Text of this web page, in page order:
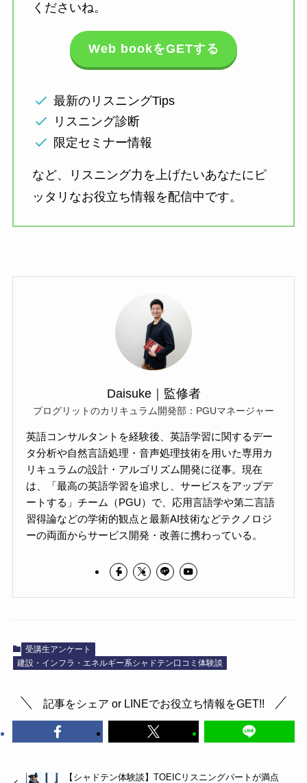
くださいね。
Web bookをGETする
最新のリスニングTips
リスニング診断
限定セミナー情報
など、リスニング力を上げたいあなたにピ
ッタリなお役立ち情報を配信中です。
Daisuke｜監修者
プログリットのカリキュラム開発部：PGUマネージャー
英語コンサルタントを経験後、英語学習に関するデー
タ分析や自然言語処理・音声処理技術を用いた専用カ
リキュラムの設計・アルゴリズム開発に従事。現在
は、「最高の英語学習を追求し、サービスをアップデ
ートする」チーム（PGU）で、応用言語学や第二言語
習得論などの学術的観点と最新AI技術などテクノロジ
ーの両面からサービス開発・改善に携わっている。
受講生アンケート
建設・インフラ・エネルギー系シャドテン口コミ体験談
記事をシェア or LINEでお役立ち情報をGET!!
【シャドテン体験談】TOEICリスニングパートが満点